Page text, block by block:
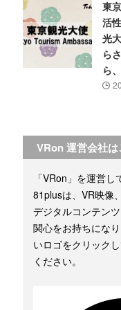
東
活
光
ら
ら
VRon 運営会社は
「VRon」を運営
81plusは、VR映像
デジタルコンテン
関心をお持ちにな
いロゴをクリック
ください。